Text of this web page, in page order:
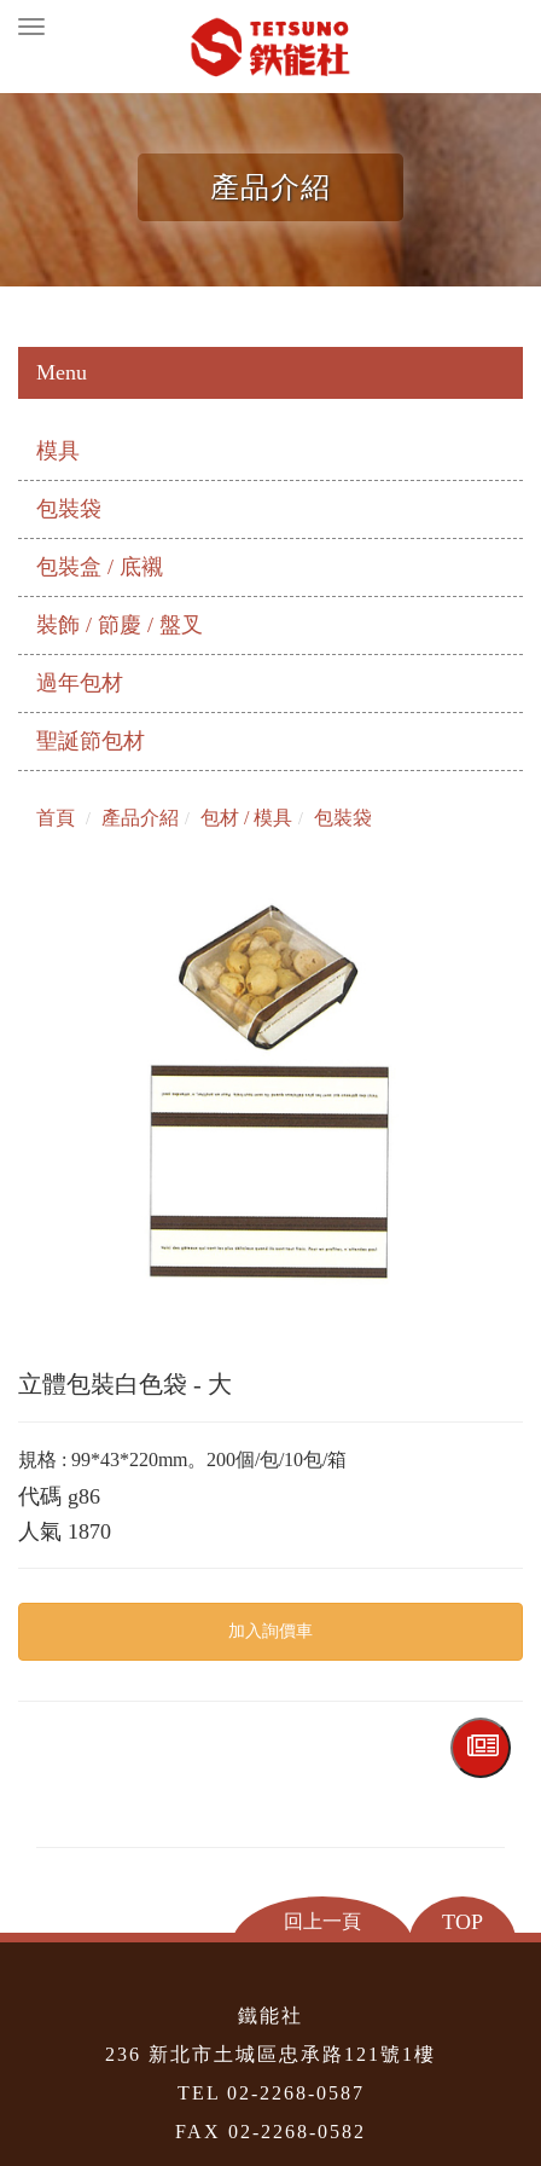
Toggle
產品介紹
Menu
模具
包裝袋
包裝盒 / 底襯
裝飾 / 節慶 / 盤叉
過年包材
聖誕節包材
首頁 產品介紹 包材 / 模具 包裝袋
立體包裝白色袋 - 大
規格 : 99*43*220mm。200個/包/10包/箱
代碼 g86
人氣 1870
加入詢價車
TOP
回上一頁
鐵能社
236 新北市土城區忠承路121號1樓
TEL 02-2268-0587
FAX 02-2268-0582